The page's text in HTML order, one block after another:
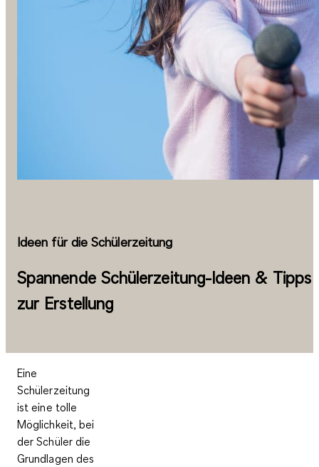
Ideen für die Schülerzeitung
Spannende Schülerzeitung-Ideen & Tipps
zur Erstellung
Eine
Schülerzeitung
ist eine tolle
Möglichkeit, bei
der Schüler die
Grundlagen des